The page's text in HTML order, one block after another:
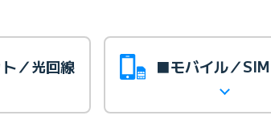
／光回線 ■モバイル／SIM